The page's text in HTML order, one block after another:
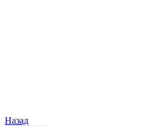
Назад